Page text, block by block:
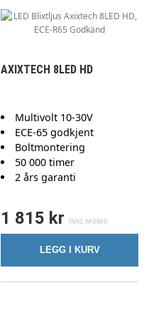
AXIXTECH 8LED HD
Multivolt 10-30V
ECE-65 godkjent
Boltmontering
50 000 timer
2 års garanti
1 815 kr
LEGG I KURV